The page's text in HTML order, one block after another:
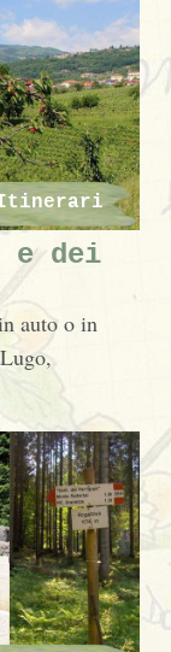
e dei
auto o in